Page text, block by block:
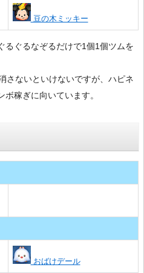
豆の木ミッキー
るぐるなぞるだけで1個1個ツムを
さないといけないですが、ハピネ
稼ぎに向いています。
おばけデール